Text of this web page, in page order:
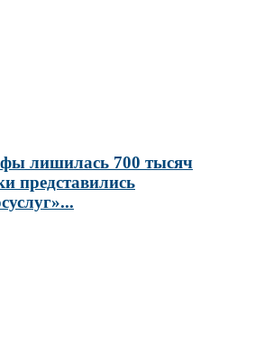
лишилась 700 тысяч
представились